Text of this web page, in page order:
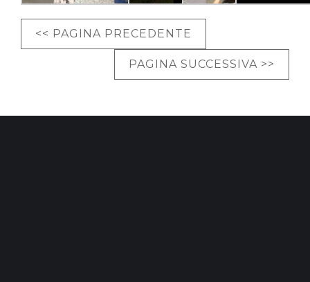
<< PAGINA PRECEDENTE
PAGINA SUCCESSIVA >>